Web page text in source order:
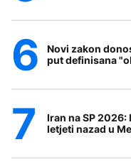
Novi zakon
put definisana
Iran na SP
letjeti nazad u